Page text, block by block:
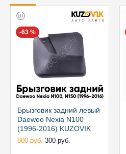
-63 %
Брызговик задний левый
Daewoo Nexia N100
(1996-2016) KUZOVIK
800 руб. 300 руб.